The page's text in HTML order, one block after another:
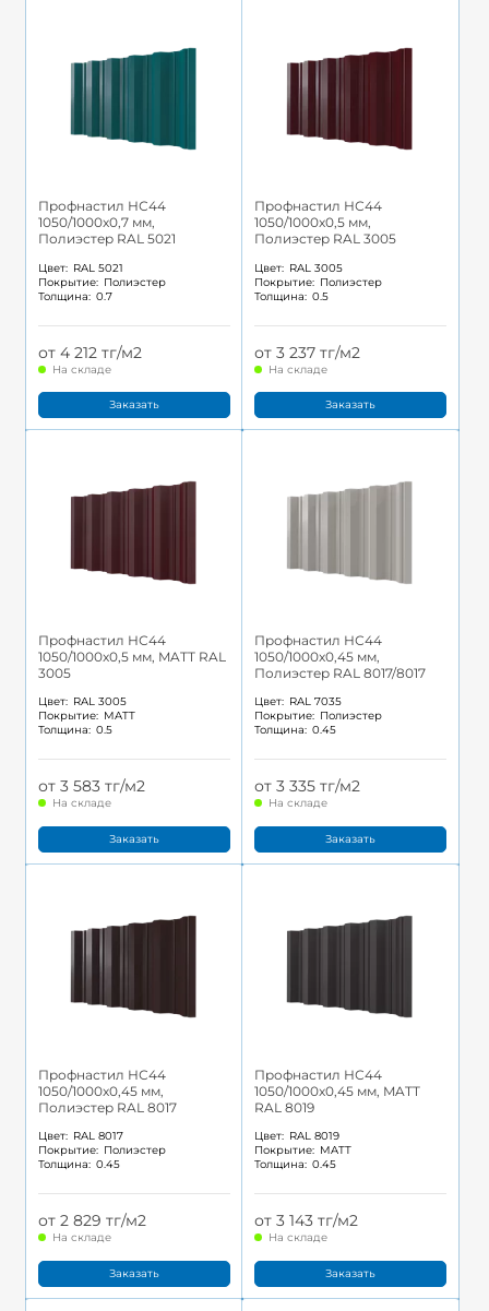
Профнастил НС44
1050/1000x0,7 мм,
Полиэстер RAL 5021
Цвет: RAL 5021
Покрытие: Полиэстер
Толщина: 0.7
от 4 212 тг/м2
На складе
Заказать
Профнастил НС44
1050/1000x0,5 мм,
Полиэстер RAL 3005
Цвет: RAL 3005
Покрытие: Полиэстер
Толщина: 0.5
от 3 237 тг/м2
На складе
Заказать
Профнастил НС44
1050/1000x0,5 мм, MATT RAL
3005
Цвет: RAL 3005
Покрытие: MATT
Толщина: 0.5
от 3 583 тг/м2
На складе
Заказать
Профнастил НС44
1050/1000x0,45 мм,
Полиэстер RAL 8017/8017
Цвет: RAL 7035
Покрытие: Полиэстер
Толщина: 0.45
от 3 335 тг/м2
На складе
Заказать
Профнастил НС44
1050/1000x0,45 мм,
Полиэстер RAL 8017
Цвет: RAL 8017
Покрытие: Полиэстер
Толщина: 0.45
от 2 829 тг/м2
На складе
Заказать
Профнастил НС44
1050/1000x0,45 мм, MATT
RAL 8019
Цвет: RAL 8019
Покрытие: MATT
Толщина: 0.45
от 3 143 тг/м2
На складе
Заказать